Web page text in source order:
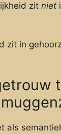
zit niet
zit in
als